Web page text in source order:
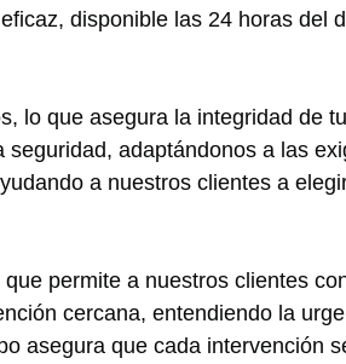
disponible las 24 horas del
lo que asegura la integridad de
adaptándonos a las
a nuestros clientes a
permite a nuestros clientes
cercana, entendiendo la
asegura que cada intervención